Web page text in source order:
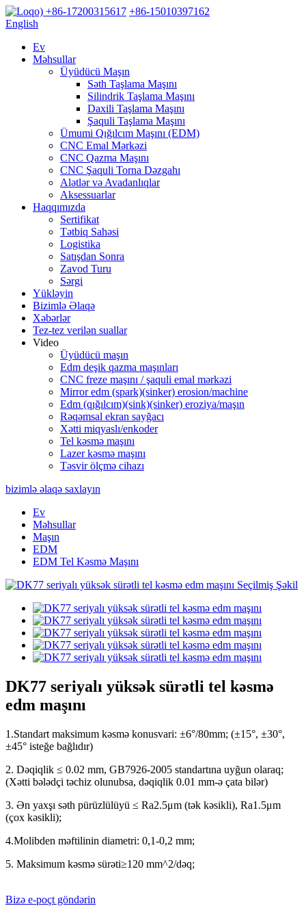
+86-17200315617 +86-15010397162
English
Ev
Məhsullar
Üyüdücü Maşın
Səth Taşlama Maşını
Silindrik Taşlama Maşını
Daxili Taşlama Maşını
Şaquli Taşlama Maşını
Ümumi Qığılcım Maşını (EDM)
CNC Emal Mərkəzi
CNC Qazma Maşını
CNC Şaquli Torna Dəzgahı
Alətlər və Avadanlıqlar
Aksessuarlar
Haqqımızda
Sertifikat
Tətbiq Sahəsi
Logistika
Satışdan Sonra
Zavod Turu
Sərgi
Yükləyin
Bizimlə Əlaqə
Xəbərlər
Tez-tez verilən suallar
Video
Üyüdücü maşın
Edm deşik qazma maşınları
CNC freze maşını / şaquli emal mərkəzi
Mirror edm (spark)(sinker) erosion/machine
Edm (qığılcım)(sink)(sinker) eroziya/maşın
Rəqəmsal ekran sayğacı
Xətti miqyaslı/enkoder
Tel kəsmə maşını
Lazer kəsmə maşını
Təsvir ölçmə cihazı
bizimlə əlaqə saxlayın
Ev
Məhsullar
Maşın
EDM
EDM Tel Kəsmə Maşını
DK77 seriyalı yüksək sürətli tel kəsmə
edm maşını
1.Standart maksimum kəsmə konusvari: ±6°/80mm; (±15°, ±30°,
±45° isteğe bağlıdır)
2. Dəqiqlik ≤ 0.02 mm, GB7926-2005 standartına uyğun olaraq;
(Xətti bələdçi təchiz olunubsa, dəqiqlik 0.01 mm-ə çata bilər)
3. Ən yaxşı səth pürüzlülüyü ≤ Ra2.5μm (tək kəsikli), Ra1.5μm
(çox kəsikli);
4.Molibden məftilinin diametri: 0,1-0,2 mm;
5. Maksimum kəsmə sürəti≥120 mm^2/dəq;
Bizə e-poçt göndərin